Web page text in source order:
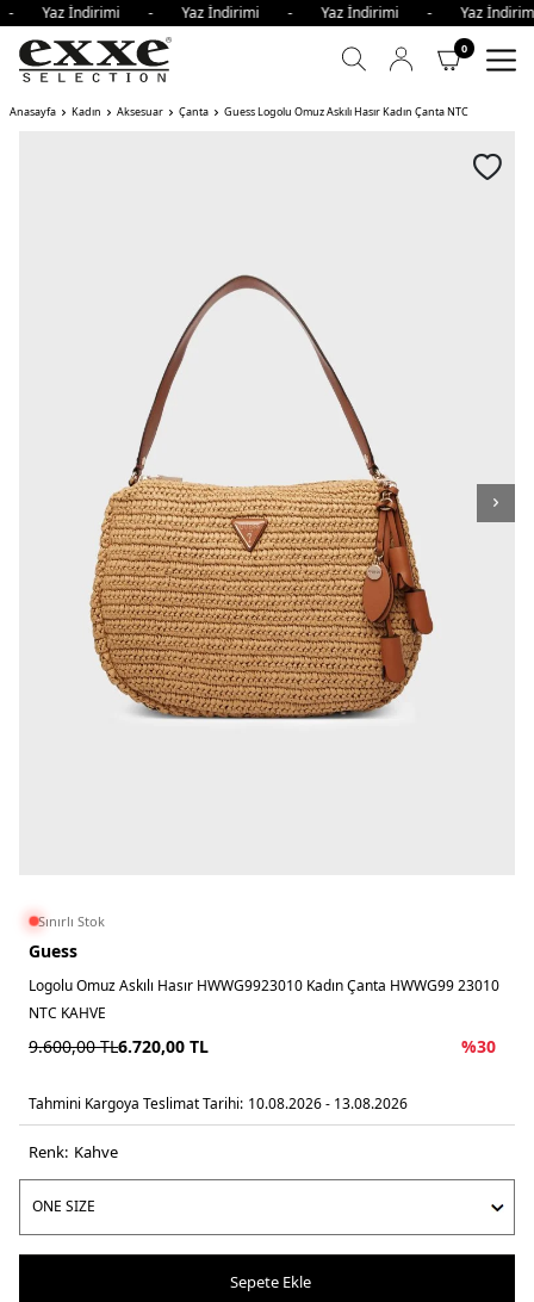
- Yaz İndirimi - Yaz İndirimi - Yaz İndirimi - Yaz
0
Anasayfa Kadın Aksesuar Çanta Guess Logolu Omuz Askılı Hasır Kadın Çanta NTC
Sınırlı Stok
Guess
Logolu Omuz Askılı Hasır HWWG9923010 Kadın Çanta HWWG99 23010
NTC KAHVE
9.600,00TL6.720,00 TL %30
Tahmini Kargoya Teslimat Tarihi: 10.08.2026 - 13.08.2026
Renk: kahve
Sepete Ekle